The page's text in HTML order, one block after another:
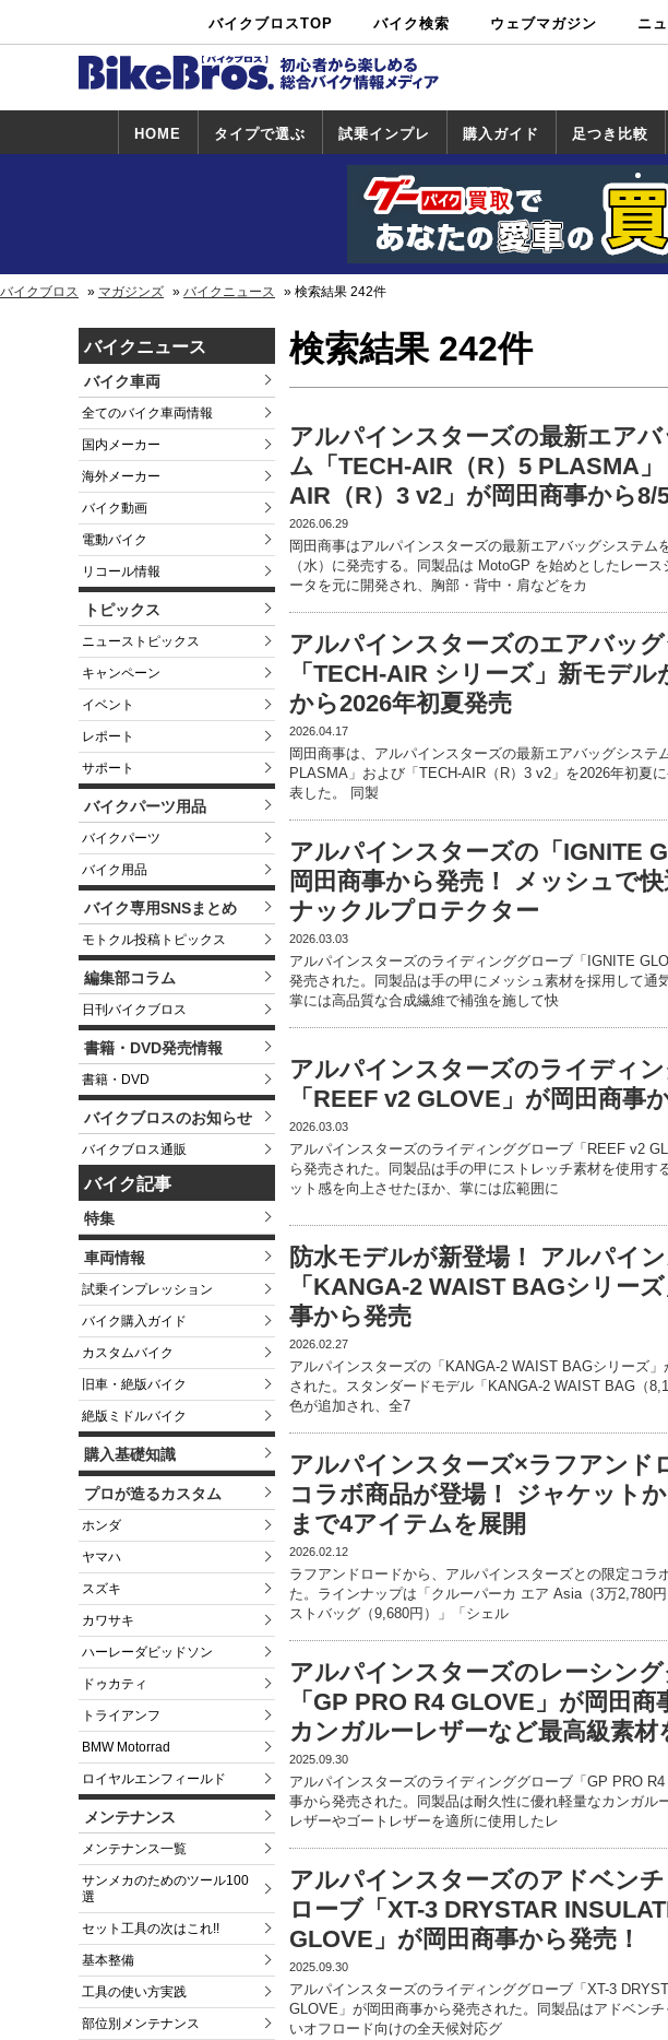
バイクブロスTOP バイク検索
中古バイ
ク・新車検
カタログ検
索
ショップ検
索
ウェブマガジン ニ
HOME タイプで選ぶ 試乗インプレ
試乗インプレ
一覧
ホンダ
ヤマハ
スズキ
カワサキ
ハーレー
BMW
トライアンフ
ドゥカティ
購入ガイド
一覧
足つき比較
バイクブロス マガジンズ バイクニュース 検索結果 242件
バイクニュース
バイク車両
全てのバイク車両情報
国内メーカー
海外メーカー
バイク動画
電動バイク
リコール情報
トピックス
ニューストピックス
キャンペーン
イベント
レポート
サポート
バイクパーツ用品
バイクパーツ
バイク用品
バイク専用SNSまとめ
モトクル投稿トピックス
編集部コラム
日刊バイクブロス
書籍・DVD発売情報
書籍・DVD
バイクブロスのお知らせ
バイクブロス通販
バイク記事
特集
車両情報
試乗インプレッション
バイク購入ガイド
カスタムバイク
旧車・絶版バイク
絶版ミドルバイク
購入基礎知識
プロが造るカスタム
ホンダ
ヤマハ
スズキ
カワサキ
ハーレーダビッドソン
ドゥカティ
トライアンフ
BMW Motorrad
ロイヤルエンフィールド
メンテナンス
メンテナンス一覧
サンメカのためのツール100
選
セット工具の次はこれ!!
基本整備
工具の使い方実践
部位別メンテナンス
検索結果 242件
アルパインスターズの最新エア
ム「TECH-AIR（R）5 PLASMA
AIR（R）3 v2」が岡田商事から8/
2026.06.29
岡田商事はアルパインスターズの最新エアバッグシステム
（水）に発売する。同製品は MotoGP を始めとしたレー
ータを元に開発され、胸部・背中・肩などをカ
アルパインスターズのエアバッ
「TECH-AIR シリーズ」新モデル
から2026年初夏発売
2026.04.17
岡田商事は、アルパインスターズの最新エアバッグシステ
PLASMA」および「TECH-AIR（R）3 v2」を2026年初夏
表した。 同製
アルパインスターズの「IGNITE
岡田商事から発売！ メッシュで
ナックルプロテクター
2026.03.03
アルパインスターズのライディンググローブ「IGNITE
発売された。同製品は手の甲にメッシュ素材を採用して通
掌には高品質な合成繊維で補強を施して快
アルパインスターズのライディ
「REEF v2 GLOVE」が岡田商事
2026.03.03
アルパインスターズのライディンググローブ「REEF v2
ら発売された。同製品は手の甲にストレッチ素材を使用す
ット感を向上させたほか、掌には広範囲に
防水モデルが新登場！ アルパイ
「KANGA-2 WAIST BAGシリー
事から発売
2026.02.27
アルパインスターズの「KANGA-2 WAIST BAGシリーズ」
された。スタンダードモデル「KANGA-2 WAIST BAG（
色が追加され、全7
アルパインスターズ×ラフアンド
コラボ商品が登場！ ジャケット
まで4アイテムを展開
2026.02.12
ラフアンドロードから、アルパインスターズとの限定コラ
た。ラインナップは「クルーパーカ エア Asia（3万2,780
ストバッグ（9,680円）」「シェル
アルパインスターズのレーシン
「GP PRO R4 GLOVE」が岡田商
カンガルーレザーなど最高級素材
2025.09.30
アルパインスターズのライディンググローブ「GP PRO
事から発売された。同製品は耐久性に優れ軽量なカンガル
レザーやゴートレザーを適所に使用したレ
アルパインスターズのアドベン
ローブ「XT-3 DRYSTAR
GLOVE」が岡田商事から発売！
2025.09.30
アルパインスターズのライディンググローブ「XT-3
GLOVE」が岡田商事から発売された。同製品はアドベン
いオフロード向けの全天候対応グ